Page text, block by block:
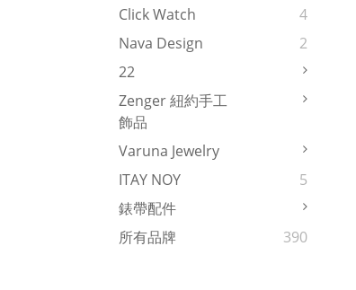
Click Watch
4
Nava Design
2
22
Zenger 紐約手工
飾品
Varuna Jewelry
ITAY NOY
5
錶帶配件
所有品牌
390